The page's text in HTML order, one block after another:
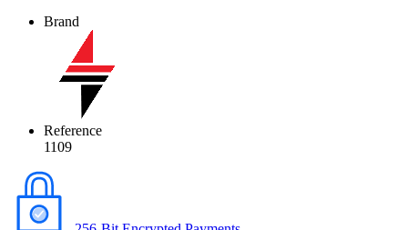
Brand
Reference
1109